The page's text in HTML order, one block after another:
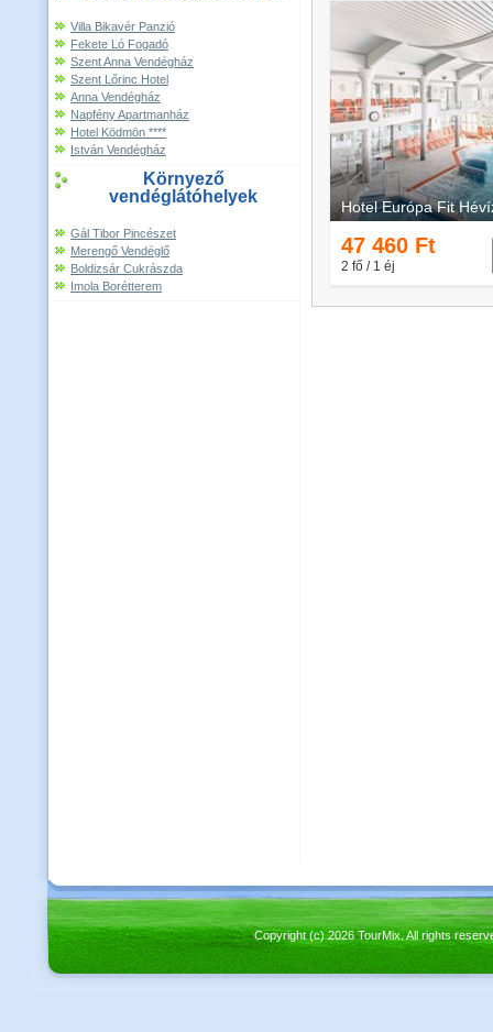
Villa Bikavér Panzió
Fekete Ló Fogadó
Szent Anna Vendégház
Szent Lőrinc Hotel
Anna Vendégház
Napfény Apartmanház
Hotel Ködmön ****
István Vendégház
Környező
vendéglátóhelyek
Gál Tibor Pincészet
Merengő Vendéglő
Boldizsár Cukrászda
Imola Borétterem
Copyright (c) 2026 TourMix. All rights